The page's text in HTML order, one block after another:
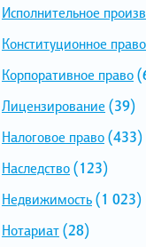
Исполнительное
Конституционное право
Корпоративное право
Лицензирование (39)
Налоговое право(433)
Наследство(123)
Недвижимость(1 023)
Нотариат(28)